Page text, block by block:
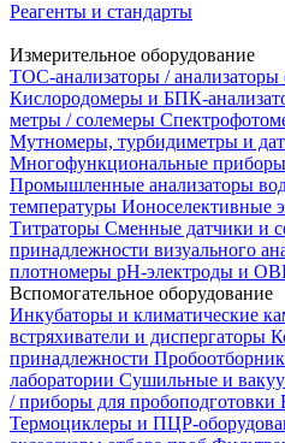
Реагенты и стандарты
Измерительное оборудование
TOC-анализаторы / анализаторы
Кислородомеры и БПК-
метры / солемеры
Мутномеры, турбидиметры и
Многофункциональные приборы
Промышленные анализаторы
температуры Ионоселективные
Титраторы Сменные датчики и
принадлежности визуального
плотномеры pH-электроды и
Вспомогательное оборудование
Инкубаторы и климатические
встряхиватели и диспергаторы
принадлежности
лаборатории Сушильные и
/ приборы для пробоподготовки
Термоциклеры и ПЦР-